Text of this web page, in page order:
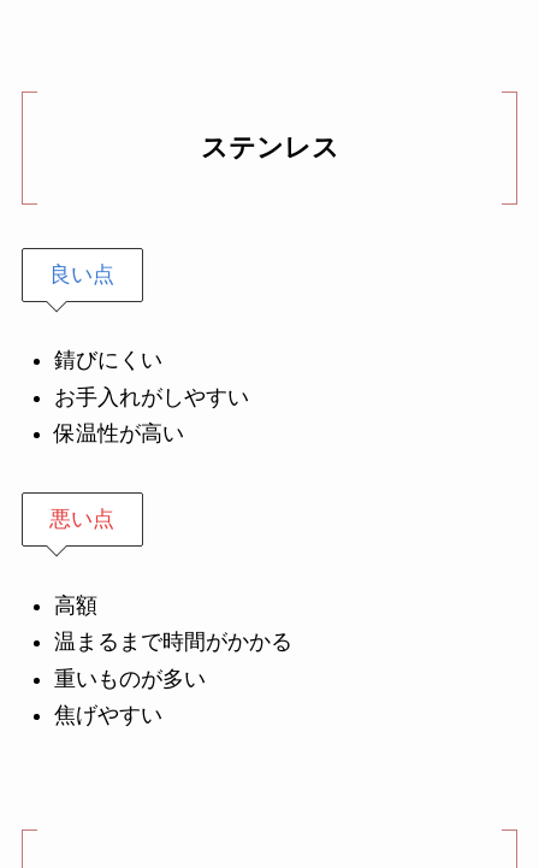
ステンレス
良い点
錆びにくい
お手入れがしやすい
保温性が高い
悪い点
高額
温まるまで時間がかかる
重いものが多い
焦げやすい